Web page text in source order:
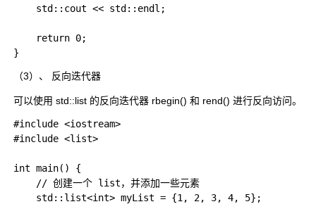
    std::cout << std::endl;
    return 0;
（3）、 反向迭代器
可以使用 std::list 的反向迭代器 rbegin() 和 rend() 进行反向访问。
#include <iostream>
#include <list>
int main() {
    // 创建一个 list，并添加一些元素
    std::list<int> myList = {1, 2, 3, 4, 5};